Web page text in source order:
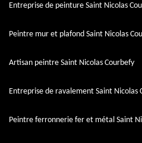
Entreprise de peinture Saint Nicolas
Peintre mur et plafond Saint Nicolas
Artisan peintre Saint Nicolas Courbefy
Entreprise de ravalement Saint Nicolas
Peintre ferronnerie fer et métal Saint